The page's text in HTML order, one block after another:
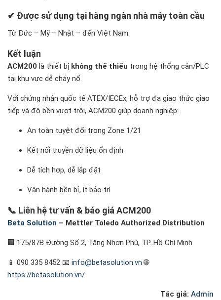
✔ Được sử dụng tại hàng ngàn nhà máy toàn cầu
Từ Đức – Mỹ – Nhật – đến Việt Nam.
Kết luận
ACM200 là thiết bị không thể thiếu trong hệ thống cân/PLC
tại khu vực dễ cháy nổ.
Với chứng nhận quốc tế ATEX/IECEx, hỗ trợ đa giao thức giao
tiếp và độ bền vượt trội, ACM200 giúp doanh nghiệp:
An toàn tuyệt đối trong Zone 1/21
Kết nối truyền dữ liệu ổn định
Dễ tích hợp, dễ lắp đặt
Vận hành bền bỉ, ít bảo trì
📞 Liên hệ tư vấn & báo giá ACM200
Beta Solution – Mettler Toledo Authorized Distribution
🏢 175/87B Đường Số 2, Tăng Nhơn Phú, TP. Hồ Chí Minh
📱 090 335 8452 📧 info@betasolution.vn🌐
https://betasolution.vn/
Tác giả: Admin